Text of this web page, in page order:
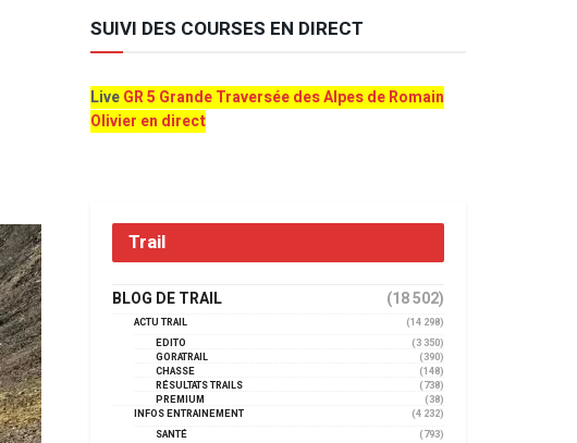
SUIVI DES COURSES EN DIRECT
LiveGR 5 Grande Traversée des Alpes de Romain
Olivier en direct
Trail
BLOG DE TRAIL (18 502)
ACTU TRAIL
(14 298)
EDITO
(3 350)
GORATRAIL
(390)
CHASSE
(148)
RÉSULTATS TRAILS
(738)
PREMIUM
(38)
INFOS ENTRAINEMENT
(4 232)
SANTÉ
(793)